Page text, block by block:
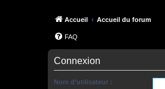
Accueil Accueil du forum
FAQ
Connexion
Nom d’utilisateur :